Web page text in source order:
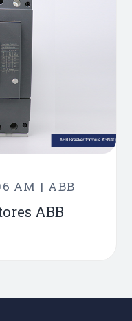
AM | ABB
ABB